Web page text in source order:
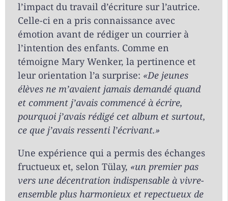
l’impact du travail d’écriture sur l’autrice.
Celle-ci en a pris connaissance avec
émotion avant de rédiger un courrier à
l’intention des enfants. Comme en
témoigne Mary Wenker, la pertinence et
leur orientation l’a surprise: «De jeunes
élèves ne m’avaient jamais demandé quand
et comment j’avais commencé à écrire,
pourquoi j’avais rédigé cet album et surtout,
ce que j’avais ressenti l’écrivant.»
Une expérience qui a permis des échanges
fructueux et, selon Tülay, «un premier pas
vers une décentration indispensable à vivre-
ensemble plus harmonieux et repectueux de